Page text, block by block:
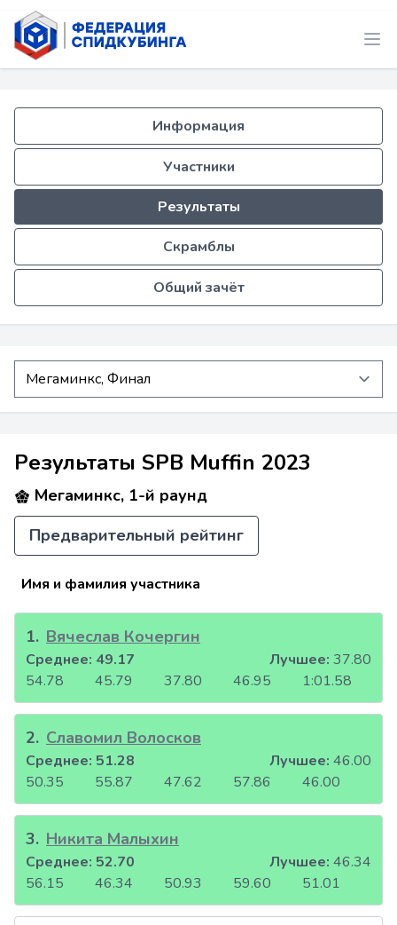
Информация
Участники
Результаты
Скрамблы
Общий зачёт
Результаты SPB Muffin 2023
Мегаминкс, 1-й раунд
Предварительный рейтинг
Имя и фамилия участника
1. Вячеслав Кочергин
54.78 45.79 37.80 46.95 1:01.58
Среднее: 49.17 Лучшее: 37.80
2. Славомил Волосков
50.35 55.87 47.62 57.86 46.00
Среднее: 51.28 Лучшее: 46.00
3. Никита Малыхин
56.15 46.34 50.93 59.60 51.01
Среднее: 52.70 Лучшее: 46.34